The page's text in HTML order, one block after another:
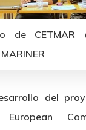
de CETMAR
del